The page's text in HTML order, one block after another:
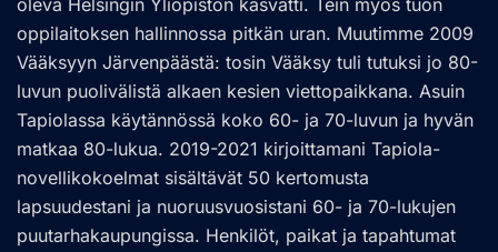
oleva Helsingin Yliopiston kasvatti. Tein myös tuon
oppilaitoksen hallinnossa pitkän uran. Muutimme 2009
Vääksyyn Järvenpäästä: tosin Vääksy tuli tutuksi jo 80-
luvun puolivälistä alkaen kesien viettopaikkana. Asuin
Tapiolassa käytännössä koko 60- ja 70-luvun ja hyvän
matkaa 80-lukua. 2019-2021 kirjoittamani Tapiola-
novellikokoelmat sisältävät 50 kertomusta
lapsuudestani ja nuoruusvuosistani 60- ja 70-lukujen
puutarhakaupungissa. Henkilöt, paikat ja tapahtumat